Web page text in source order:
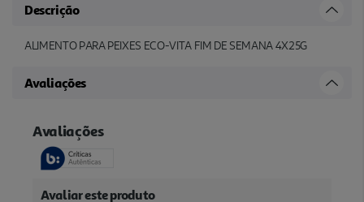
Descrição
ALIMENTO PARA PEIXES ECO-VITA FIM DE SEMANA 4X25G
Avaliações